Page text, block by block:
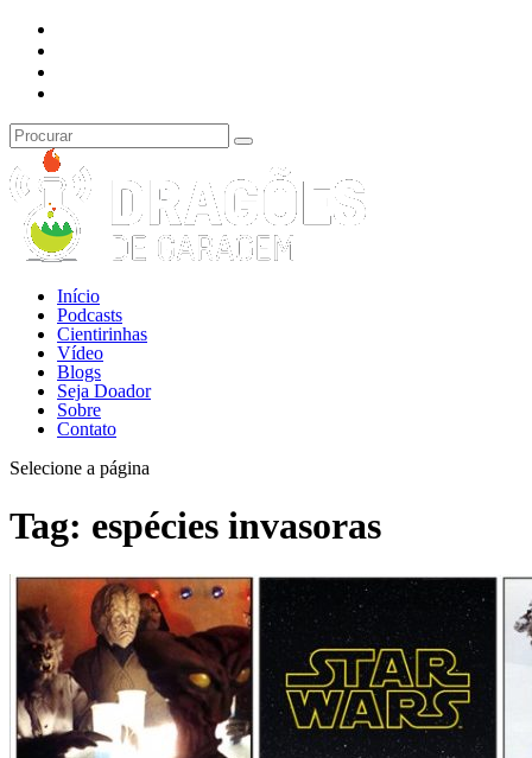
Início
Podcasts
Cientirinhas
Vídeo
Blogs
Seja Doador
Sobre
Contato
Selecione a página
Tag: espécies invasoras